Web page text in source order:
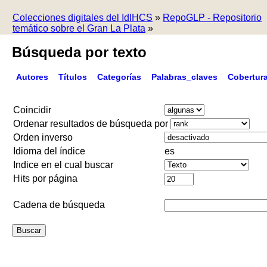
Colecciones digitales del IdIHCS » RepoGLP - Repositorio
temático sobre el Gran La Plata »
Búsqueda por texto
Autores Títulos Categorías Palabras_claves
Coincidir
Ordenar resultados de búsqueda por
Orden inverso
Idioma del índice
es
Indice en el cual buscar
Hits por página
Cadena de búsqueda